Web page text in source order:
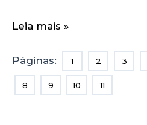
Leia mais »
Páginas: 1 2 3
8 9 10 11